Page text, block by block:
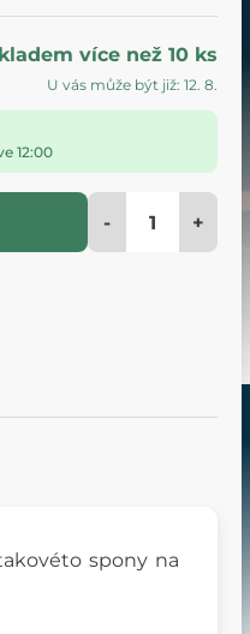
více než 10 ks
U vás může být již: 12. 8.
12:00
- +
spony na